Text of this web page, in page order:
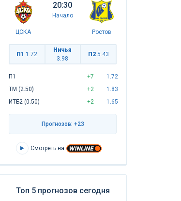
ЦСКА
20:30
Начало
Ростов
П1 1.72
Ничья
3.98
П2 5.43
П1 +7
1.72
ТМ (2.50)
+2
1.83
ИТБ2 (0.50)
+2 1.65
Прогнозов: +23
Смотреть на
Топ 5 прогнозов сегодня